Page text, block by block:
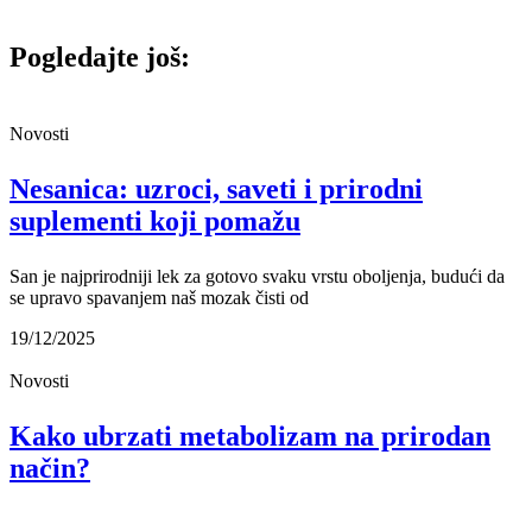
Pogledajte još:
Novosti
Nesanica: uzroci, saveti i prirodni
suplementi koji pomažu
San je najprirodniji lek za gotovo svaku vrstu oboljenja, budući da
se upravo spavanjem naš mozak čisti od
19/12/2025
Novosti
Kako ubrzati metabolizam na prirodan
način?